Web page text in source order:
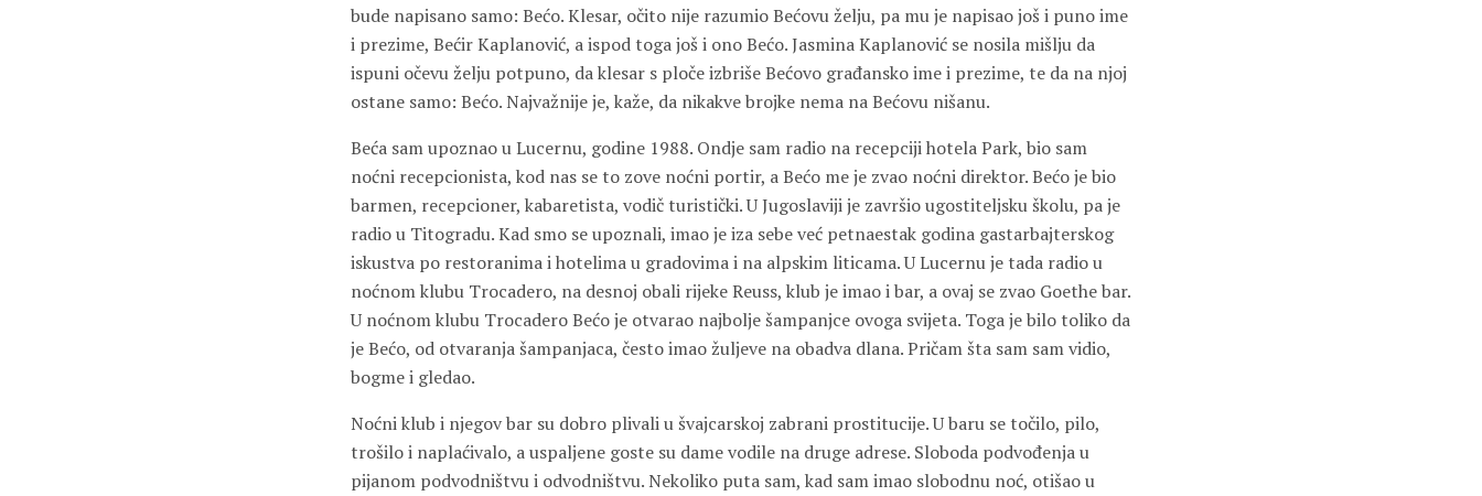
bude napisano samo: Bećo. Klesar, očito nije razumio Bećovu želju, pa mu je napisao još i puno ime
i prezime, Bećir Kaplanović, a ispod toga još i ono Bećo. Jasmina Kaplanović se nosila mišlju da
ispuni očevu želju potpuno, da klesar s ploče izbriše Bećovo građansko ime i prezime, te da na njoj
ostane samo: Bećo. Najvažnije je, kaže, da nikakve brojke nema na Bećovu nišanu.
Beća sam upoznao u Lucernu, godine 1988. Ondje sam radio na recepciji hotela Park, bio sam
noćni recepcionista, kod nas se to zove noćni portir, a Bećo me je zvao noćni direktor. Bećo je bio
barmen, recepcioner, kabaretista, vodič turistički. U Jugoslaviji je završio ugostiteljsku školu, pa je
radio u Titogradu. Kad smo se upoznali, imao je iza sebe već petnaestak godina gastarbajterskog
iskustva po restoranima i hotelima u gradovima i na alpskim liticama. U Lucernu je tada radio u
noćnom klubu Trocadero, na desnoj obali rijeke Reuss, klub je imao i bar, a ovaj se zvao Goethe bar.
U noćnom klubu Trocadero Bećo je otvarao najbolje šampanjce ovoga svijeta. Toga je bilo toliko da
je Bećo, od otvaranja šampanjaca, često imao žuljeve na obadva dlana. Pričam šta sam sam vidio,
bogme i gledao.
Noćni klub i njegov bar su dobro plivali u švajcarskoj zabrani prostitucije. U baru se točilo, pilo,
trošilo i naplaćivalo, a uspaljene goste su dame vodile na druge adrese. Sloboda podvođenja u
pijanom podvodništvu i odvodništvu. Nekoliko puta sam, kad sam imao slobodnu noć, otišao u